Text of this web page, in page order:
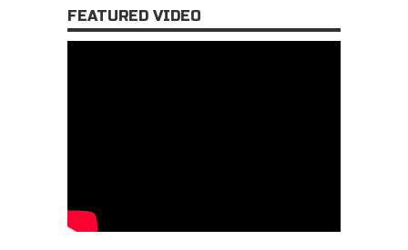
FEATURED VIDEO